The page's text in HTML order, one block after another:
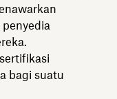
bagi suatu